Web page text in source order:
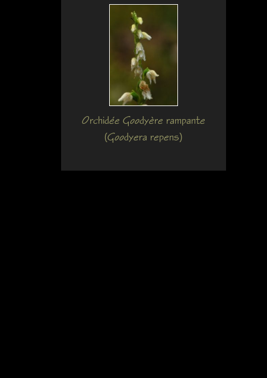
Orchidée Goodyère rampante
(Goodyera repens)